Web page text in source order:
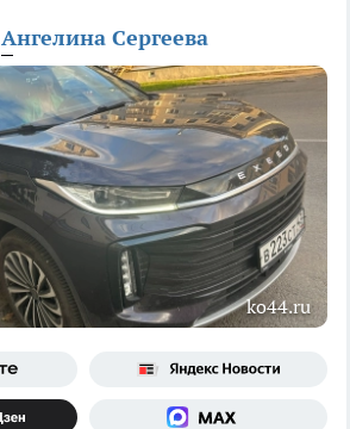
Ангелина Сергеева
ko44.ru